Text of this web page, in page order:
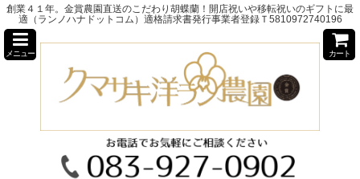
創業４１年。金賞農園直送のこだわり胡蝶蘭！開店祝いや移転祝いのギフトに最
適（ランノハナドットコム）適格請求書発行事業者登録Ｔ5810972740196
メニュー カート